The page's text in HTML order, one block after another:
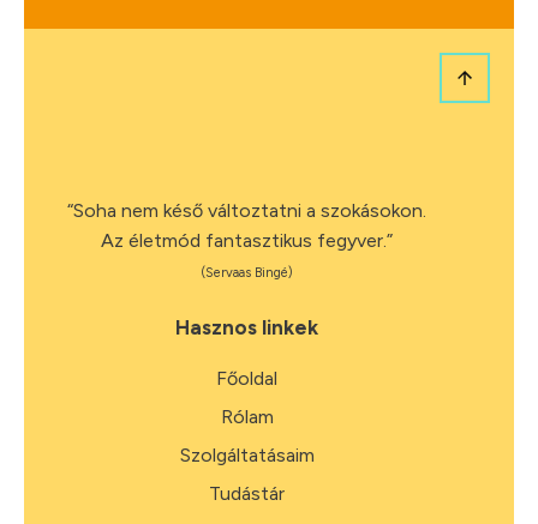
“Soha nem késő változtatni a szokásokon.
Az életmód fantasztikus fegyver.”
(Servaas Bingé)
Hasznos linkek
Főoldal
Rólam
Szolgáltatásaim
Tudástár